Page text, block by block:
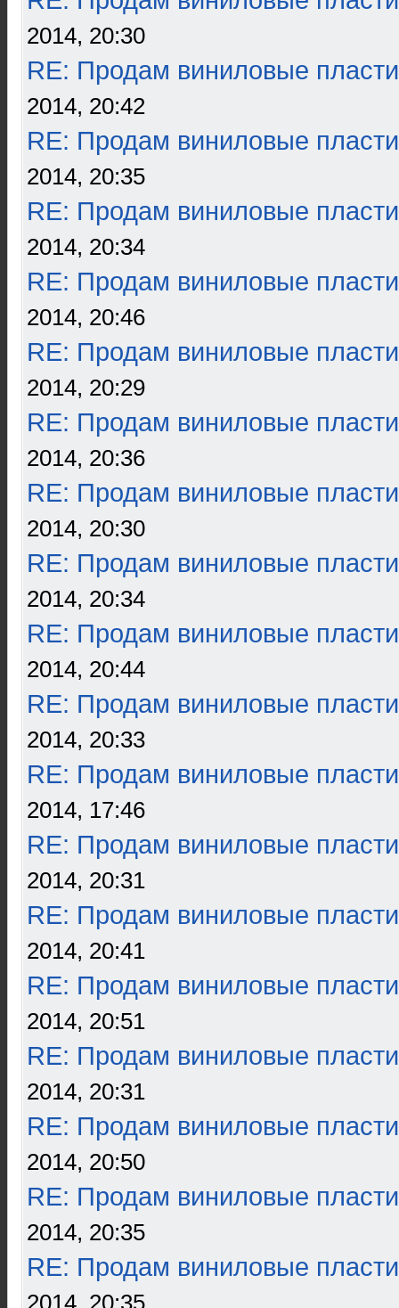
2014, 20:30
RE: Продам виниловые
2014, 20:42
RE: Продам виниловые
2014, 20:35
RE: Продам виниловые
2014, 20:34
RE: Продам виниловые
2014, 20:46
RE: Продам виниловые
2014, 20:29
RE: Продам виниловые
2014, 20:36
RE: Продам виниловые
2014, 20:30
RE: Продам виниловые
2014, 20:34
RE: Продам виниловые
2014, 20:44
RE: Продам виниловые
2014, 20:33
RE: Продам виниловые
2014, 17:46
RE: Продам виниловые
2014, 20:31
RE: Продам виниловые
2014, 20:41
RE: Продам виниловые
2014, 20:51
RE: Продам виниловые
2014, 20:31
RE: Продам виниловые
2014, 20:50
RE: Продам виниловые
2014, 20:35
RE: Продам виниловые
2014, 20:35